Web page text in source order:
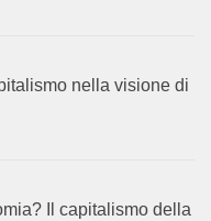
nella visione di
Il capitalismo della